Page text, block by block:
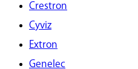
Crestron
Cyviz
Extron
Genelec